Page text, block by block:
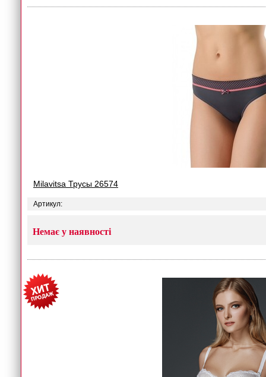
Milavitsa Трусы 26574
Артикул:
Немає у наявності